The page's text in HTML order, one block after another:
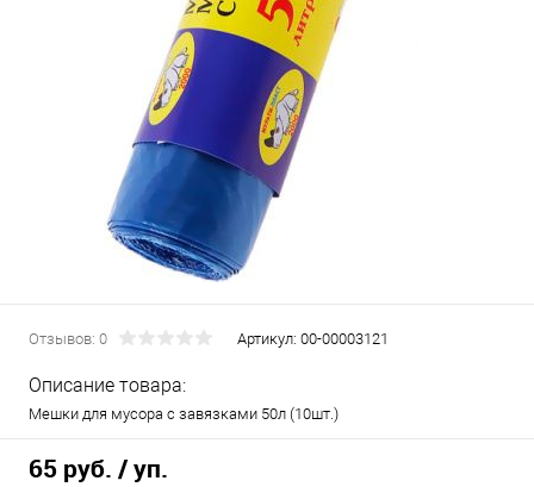
Отзывов: 0 Артикул: 00-00003121
Описание товара:
Мешки для мусора с завязками 50л (10шт.)
65 руб. / уп.